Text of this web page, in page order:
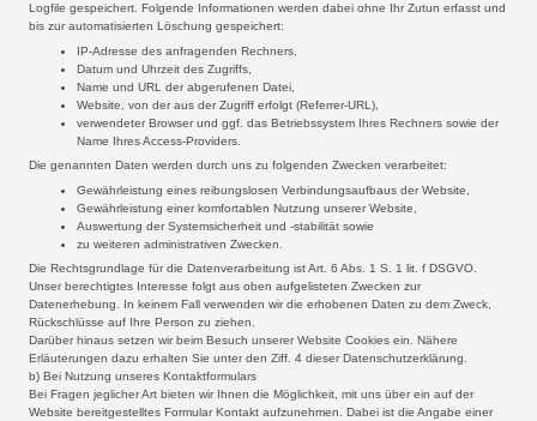
Logfile gespeichert. Folgende Informationen werden dabei ohne Ihr Zutun erfasst und
bis zur automatisierten Löschung gespeichert:
IP-Adresse des anfragenden Rechners,
Datum und Uhrzeit des Zugriffs,
Name und URL der abgerufenen Datei,
Website, von der aus der Zugriff erfolgt (Referrer-URL),
verwendeter Browser und ggf. das Betriebssystem Ihres Rechners sowie der
Name Ihres Access-Providers.
Die genannten Daten werden durch uns zu folgenden Zwecken verarbeitet:
Gewährleistung eines reibungslosen Verbindungsaufbaus der Website,
Gewährleistung einer komfortablen Nutzung unserer Website,
Auswertung der Systemsicherheit und -stabilität sowie
zu weiteren administrativen Zwecken.
Die Rechtsgrundlage für die Datenverarbeitung ist Art. 6 Abs. 1 S. 1 lit. f DSGVO.
Unser berechtigtes Interesse folgt aus oben aufgelisteten Zwecken zur
Datenerhebung. In keinem Fall verwenden wir die erhobenen Daten zu dem Zweck,
Rückschlüsse auf Ihre Person zu ziehen.
Darüber hinaus setzen wir beim Besuch unserer Website Cookies ein. Nähere
Erläuterungen dazu erhalten Sie unter den Ziff. 4 dieser Datenschutzerklärung.
b) Bei Nutzung unseres Kontaktformulars
Bei Fragen jeglicher Art bieten wir Ihnen die Möglichkeit, mit uns über ein auf der
Website bereitgestelltes Formular Kontakt aufzunehmen. Dabei ist die Angabe einer